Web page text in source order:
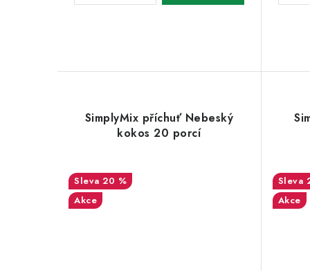
SimplyMix příchuť Nebeský
kokos 20 porcí
20 %
Akce
Akce